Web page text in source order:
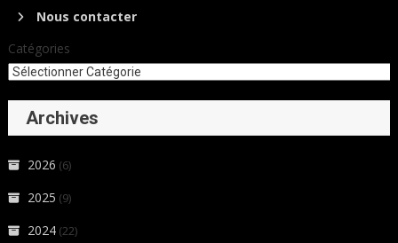
Nous contacter
Catégories
Archives
2026 (6)
2025 (9)
2024 (22)